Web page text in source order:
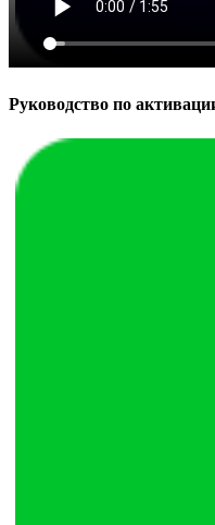
Руководство по